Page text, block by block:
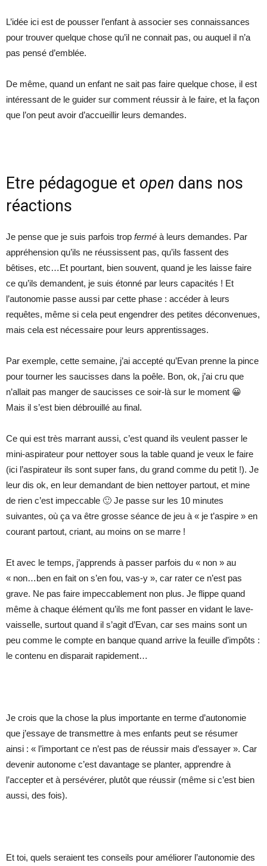
L’idée ici est de pousser l’enfant à associer ses connaissances
pour trouver quelque chose qu’il ne connait pas, ou auquel il n’a
pas pensé d’emblée.
De même, quand un enfant ne sait pas faire quelque chose, il est
intéressant de le guider sur comment réussir à le faire, et la façon
que l’on peut avoir d’accueillir leurs demandes.
Etre pédagogue et open dans nos
réactions
Je pense que je suis parfois trop fermé à leurs demandes. Par
appréhension qu’ils ne réussissent pas, qu’ils fassent des
bêtises, etc…Et pourtant, bien souvent, quand je les laisse faire
ce qu’ils demandent, je suis étonné par leurs capacités ! Et
l’autonomie passe aussi par cette phase : accéder à leurs
requêtes, même si cela peut engendrer des petites déconvenues,
mais cela est nécessaire pour leurs apprentissages.
Par exemple, cette semaine, j’ai accepté qu’Evan prenne la pince
pour tourner les saucisses dans la poêle. Bon, ok, j’ai cru que
n’allait pas manger de saucisses ce soir-là sur le moment 😀
Mais il s’est bien débrouillé au final.
Ce qui est très marrant aussi, c’est quand ils veulent passer le
mini-aspirateur pour nettoyer sous la table quand je veux le faire
(ici l’aspirateur ils sont super fans, du grand comme du petit !). Je
leur dis ok, en leur demandant de bien nettoyer partout, et mine
de rien c’est impeccable 🙂 Je passe sur les 10 minutes
suivantes, où ça va être grosse séance de jeu à « je t’aspire » en
courant partout, criant, au moins on se marre !
Et avec le temps, j’apprends à passer parfois du « non » au
« non…ben en fait on s’en fou, vas-y », car rater ce n’est pas
grave. Ne pas faire impeccablement non plus. Je flippe quand
même à chaque élément qu’ils me font passer en vidant le lave-
vaisselle, surtout quand il s’agit d’Evan, car ses mains sont un
peu comme le compte en banque quand arrive la feuille d’impôts :
le contenu en disparait rapidement…
Je crois que la chose la plus importante en terme d’autonomie
que j’essaye de transmettre à mes enfants peut se résumer
ainsi : « l’important ce n’est pas de réussir mais d’essayer ». Car
devenir autonome c’est davantage se planter, apprendre à
l’accepter et à persévérer, plutôt que réussir (même si c’est bien
aussi, des fois).
Et toi, quels seraient tes conseils pour améliorer l’autonomie des